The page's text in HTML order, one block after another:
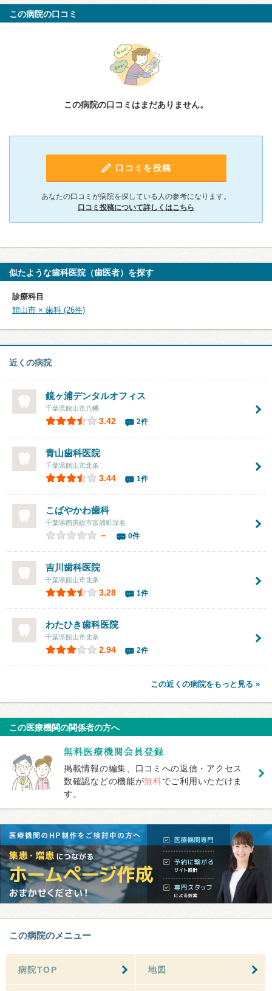
この病院の口コミ
この病院の口コミはまだありません。
口コミを投稿
あなたの口コミが病院を探している人の参考になります。
口コミ投稿について詳しくはこちら
似たような歯科医院（歯医者）を探す
診療科目
館山市 × 歯科 (26件)
近くの病院
鏡ヶ浦デンタルオフィス
千葉県館山市八幡
3.42 2件
青山歯科医院
千葉県館山市北条
3.44 1件
こばやかわ歯科
千葉県南房総市富浦町深名
－ 0件
吉川歯科医院
千葉県館山市北条
3.28 1件
わたひき歯科医院
千葉県館山市北条
2.94 2件
この近くの病院をもっと見る »
この医療機関の関係者の方へ
掲載情報の編集、口コミへの返信・アクセス
数確認などの機能が無料でご利用いただけま
す。
この病院のメニュー
病院TOP 地図